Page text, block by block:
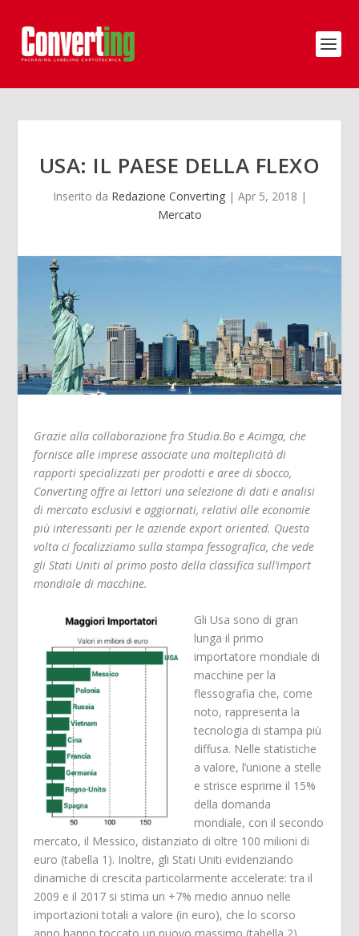
USA: IL PAESE DELLA FLEXO
Inserito da Redazione Converting| Apr 5, 2018 |
Mercato
Grazie alla collaborazione fra Studia.Bo e Acimga, che
fornisce alle imprese associate una molteplicità di
rapporti specializzati per prodotti e aree di sbocco,
Converting offre ai lettori una selezione di dati e analisi
di mercato esclusivi e aggiornati, relativi alle economie
più interessanti per le aziende export oriented. Questa
volta ci focalizziamo sulla stampa fessografica, che vede
gli Stati Uniti al primo posto della classifica sull’import
mondiale di macchine.
Gli Usa sono di gran
lunga il primo
importatore mondiale di
macchine per la
flessografia che, come
noto, rappresenta la
tecnologia di stampa più
diffusa. Nelle statistiche
a valore, l’unione a stelle
e strisce esprime il 15%
della domanda
mondiale, con il secondo
mercato, il Messico, distanziato di oltre 100 milioni di
euro (tabella 1). Inoltre, gli Stati Uniti evidenziando
dinamiche di crescita particolarmente accelerate: tra il
2009 e il 2017 si stima un +7% medio annuo nelle
importazioni totali a valore (in euro), che lo scorso